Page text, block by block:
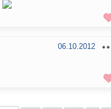
06.10.2012